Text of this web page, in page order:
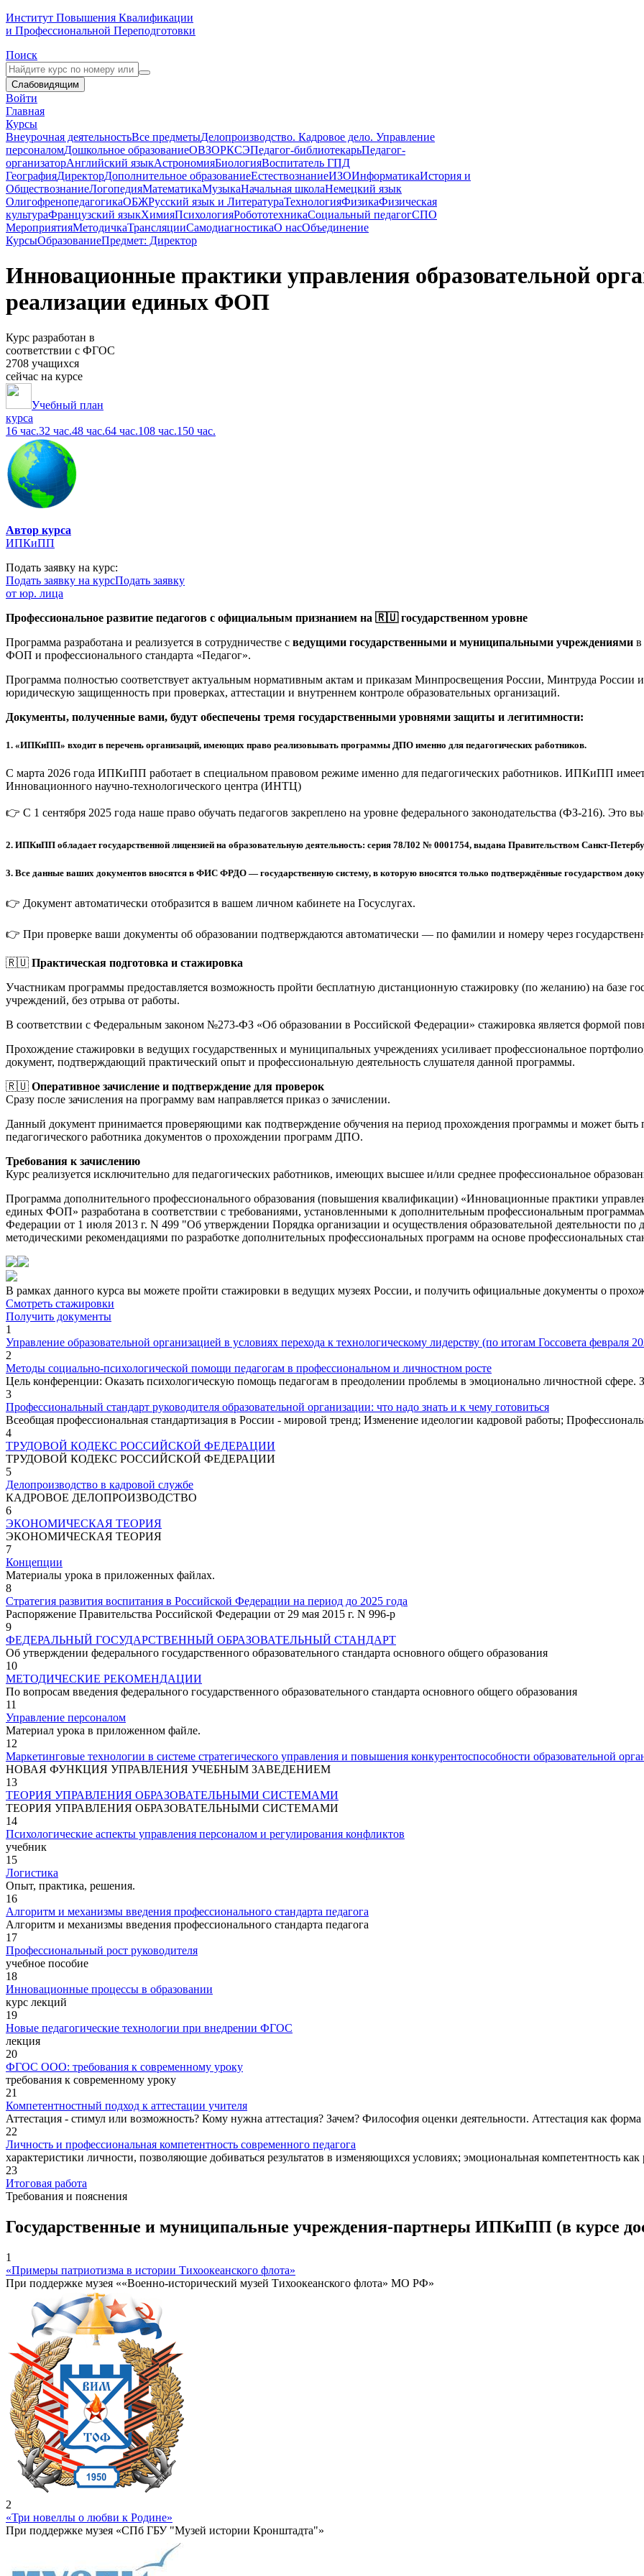
Институт Повышения Квалификации
и Профессиональной Переподготовки
Поиск
Слабовидящим
Войти
Главная
Курсы
Внеурочная деятельностьВсе предметыДелопроизводство. Кадровое дело. Управление
персоналомДошкольное образованиеОВЗОРКСЭПедагог-библиотекарьПедагог-
организаторАнглийский языкАстрономияБиологияВоспитатель ГПД
ГеографияДиректорДополнительное образованиеЕстествознаниеИЗОИнформатикаИстория и
ОбществознаниеЛогопедияМатематикаМузыкаНачальная школаНемецкий язык
ОлигофренопедагогикаОБЖРусский язык и ЛитератураТехнологияФизикаФизическая
культураФранцузский языкХимияПсихологияРобототехникаСоциальный педагогСПО
МероприятияМетодичкаТрансляцииСамодиагностикаО насОбъединение
КурсыОбразованиеПредмет: Директор
Инновационные практики управления образовательной
реализации единых ФОП
Курс разработан в
соответствии с ФГОС
2708 учащихся
сейчас на курсе
Учебный план
курса
16 час.32 час.48 час.64 час.108 час.150 час.
Автор курса
ИПКиПП
Подать заявку на курс:
Подать заявку на курсПодать заявку
от юр. лица
Профессиональное развитие педагогов с официальным признанием на 🇷🇺 государственном уровне
Программа разработана и реализуется в сотрудничестве с ведущими государственными и муниципальными учреждениями в
ФОП и профессионального стандарта «Педагог».
Программа полностью соответствует актуальным нормативным актам и приказам Минпросвещения России, Минтруда России
юридическую защищенность при проверках, аттестации и внутреннем контроле образовательных организаций.
Документы, полученные вами, будут обеспечены тремя государственными уровнями защиты и легитимности:
1. «ИПКиПП» входит в перечень организаций, имеющих право реализовывать программы ДПО именно для педагогических работников.
С марта 2026 года ИПКиПП работает в специальном правовом режиме именно для педагогических работников. ИПКиПП имеет
Инновационного научно-технологического центра (ИНТЦ)
👉 С 1 сентября 2025 года наше право обучать педагогов закреплено на уровне федерального законодательства (ФЗ-216). Это
2. ИПКиПП обладает государственной лицензией на образовательную деятельность: серия 78Л02 № 0001754, выдана Правительством Санкт-
3. Все данные ваших документов вносятся в ФИС ФРДО — государственную систему, в которую вносятся только подтверждённые государством
👉 Документ автоматически отобразится в вашем личном кабинете на Госуслугах.
👉 При проверке ваши документы об образовании подтверждаются автоматически — по фамилии и номеру через
🇷🇺 Практическая подготовка и стажировка
Участникам программы предоставляется возможность пройти бесплатную дистанционную стажировку (по желанию) на базе
учреждений, без отрыва от работы.
В соответствии с Федеральным законом №273-ФЗ «Об образовании в Российской Федерации» стажировка является формой
Прохождение стажировки в ведущих государственных и муниципальных учреждениях усиливает профессиональное
документ, подтверждающий практический опыт и профессиональную деятельность слушателя данной программы.
🇷🇺 Оперативное зачисление и подтверждение для проверок
Сразу после зачисления на программу вам направляется приказ о зачислении.
Данный документ принимается проверяющими как подтверждение обучения на период прохождения программы и может быть
педагогического работника документов о прохождении программ ДПО.
Требования к зачислению
Курс реализуется исключительно для педагогических работников, имеющих высшее и/или среднее профессиональное
Программа дополнительного профессионального образования (повышения квалификации) «Инновационные практики
единых ФОП» разработана в соответствии с требованиями, установленными к дополнительным профессиональным
Федерации от 1 июля 2013 г. N 499 "Об утверждении Порядка организации и осуществления образовательной деятельности
методическими рекомендациями по разработке дополнительных профессиональных программ на основе профессиональных
В рамках данного курса вы можете пройти стажировки в ведущих музеях России, и получить официальные документы о
Смотреть стажировки
Получить документы
1
Управление образовательной организацией в условиях перехода к технологическому лидерству (по итогам Госсовета февраля
2
Методы социально-психологической помощи педагогам в профессиональном и личностном росте
Цель конференции: Оказать психологическую помощь педагогам в преодолении проблемы в эмоционально личностной сфере.
3
Профессиональный стандарт руководителя образовательной организации: что надо знать и к чему готовиться
Всеобщая профессиональная стандартизация в России - мировой тренд; Изменение идеологии кадровой работы;
4
ТРУДОВОЙ КОДЕКС РОССИЙСКОЙ ФЕДЕРАЦИИ
ТРУДОВОЙ КОДЕКС РОССИЙСКОЙ ФЕДЕРАЦИИ
5
Делопроизводство в кадровой службе
КАДРОВОЕ ДЕЛОПРОИЗВОДСТВО
6
ЭКОНОМИЧЕСКАЯ ТЕОРИЯ
ЭКОНОМИЧЕСКАЯ ТЕОРИЯ
7
Концепции
Материалы урока в приложенных файлах.
8
Стратегия развития воспитания в Российской Федерации на период до 2025 года
Распоряжение Правительства Российской Федерации от 29 мая 2015 г. N 996-р
9
ФЕДЕРАЛЬНЫЙ ГОСУДАРСТВЕННЫЙ ОБРАЗОВАТЕЛЬНЫЙ СТАНДАРТ
Об утверждении федерального государственного образовательного стандарта основного общего образования
10
МЕТОДИЧЕСКИЕ РЕКОМЕНДАЦИИ
По вопросам введения федерального государственного образовательного стандарта основного общего образования
11
Управление персоналом
Материал урока в приложенном файле.
12
Маркетинговые технологии в системе стратегического управления и повышения конкурентоспособности образовательной
НОВАЯ ФУНКЦИЯ УПРАВЛЕНИЯ УЧЕБНЫМ ЗАВЕДЕНИЕМ
13
ТЕОРИЯ УПРАВЛЕНИЯ ОБРАЗОВАТЕЛЬНЫМИ СИСТЕМАМИ
ТЕОРИЯ УПРАВЛЕНИЯ ОБРАЗОВАТЕЛЬНЫМИ СИСТЕМАМИ
14
Психологические аспекты управления персоналом и регулирования конфликтов
учебник
15
Логистика
Опыт, практика, решения.
16
Алгоритм и механизмы введения профессионального стандарта педагога
Алгоритм и механизмы введения профессионального стандарта педагога
17
Профессиональный рост руководителя
учебное пособие
18
Инновационные процессы в образовании
курс лекций
19
Новые педагогические технологии при внедрении ФГОС
лекция
20
ФГОС ООО: требования к современному уроку
требования к современному уроку
21
Компетентностный подход к аттестации учителя
Аттестация - стимул или возможность? Кому нужна аттестация? Зачем? Философия оценки деятельности. Аттестация как
22
Личность и профессиональная компетентность современного педагога
характеристики личности, позволяющие добиваться результатов в изменяющихся условиях; эмоциональная компетентность
23
Итоговая работа
Требования и пояснения
Государственные и муниципальные учреждения-партнеры ИПКиПП (в курсе
1
«Примеры патриотизма в истории Тихоокеанского флота»
При поддержке музея ««Военно-исторический музей Тихоокеанского флота» МО РФ»
2
«Три новеллы о любви к Родине»
При поддержке музея «СПб ГБУ "Музей истории Кронштадта"»